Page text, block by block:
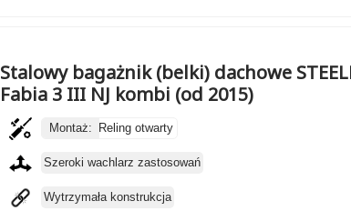
Stalowy bagażnik (belki) dachowe
Fabia 3 III NJ kombi (od 2015)
Montaż: Reling otwarty
Szeroki wachlarz zastosowań
Wytrzymała konstrukcja